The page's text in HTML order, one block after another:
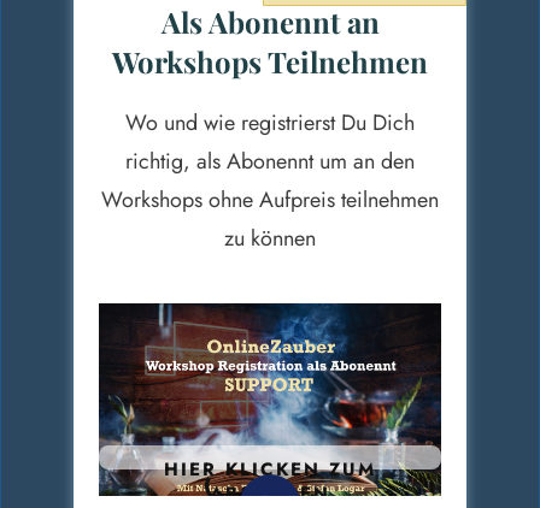
Als Abonennt an
Workshops Teilnehmen
Wo und wie registrierst Du Dich
richtig, als Abonennt um an den
Workshops ohne Aufpreis teilnehmen
zu können
HIER KLICKEN ZUM
ABSPIELEN